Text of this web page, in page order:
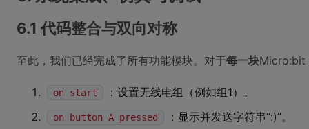
6.1 代码整合与双向对称
至此，我们已经完成了所有功能模块。对于每一块Micro:bit
on start ：设置无线电组（例如组1）。
on button A pressed ：显示并发送字符串“:)”。